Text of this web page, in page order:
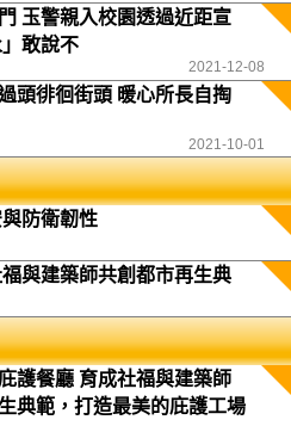
玉警親入校園透過近距宣
敢說不
2021-12-08
頭徘徊街頭 暖心所長自掏
2021-10-01
防衛韌性
與建築師共創都市再生典
護餐廳 育成社福與建築師
典範，打造最美的庇護工場